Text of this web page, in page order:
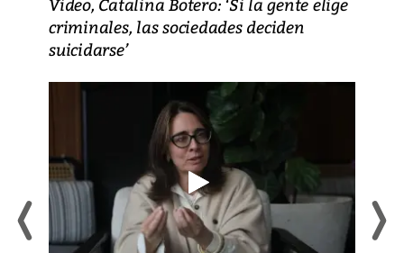
criminales, las sociedades deciden
suicidarse’